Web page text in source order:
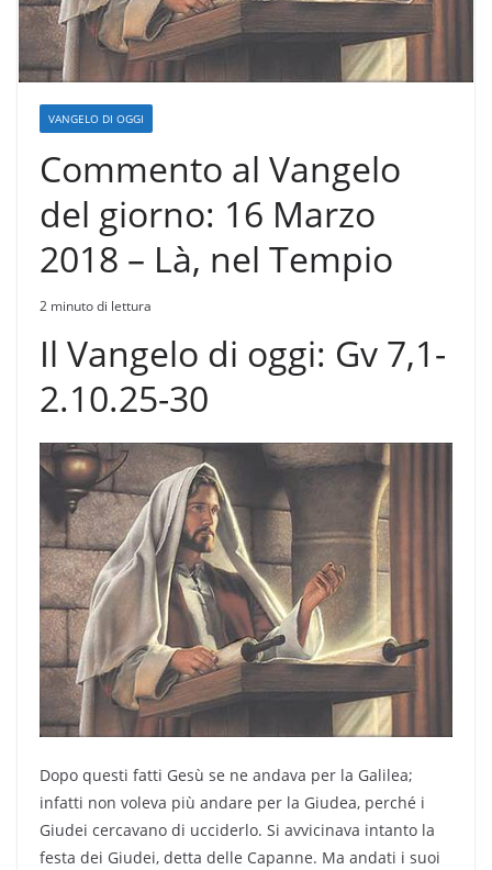
VANGELO DI OGGI
Commento al Vangelo
del giorno: 16 Marzo
2018 – Là, nel Tempio
2 minuto di lettura
Il Vangelo di oggi: Gv 7,1-
2.10.25-30
Dopo questi fatti Gesù se ne andava per la Galilea;
infatti non voleva più andare per la Giudea, perché i
Giudei cercavano di ucciderlo. Si avvicinava intanto la
festa dei Giudei, detta delle Capanne. Ma andati i suoi